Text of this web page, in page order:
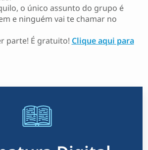
o único assunto do grupo é
e ninguém vai te chamar no
parte! É gratuito! Clique aqui para